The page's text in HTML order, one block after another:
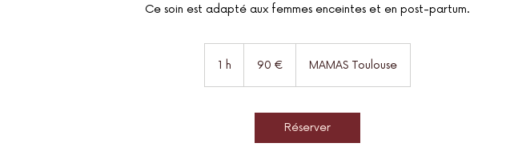
Ce soin est adapté aux femmes enceintes et en post-partum.
1 h 90 € MAMAS Toulouse
Réserver